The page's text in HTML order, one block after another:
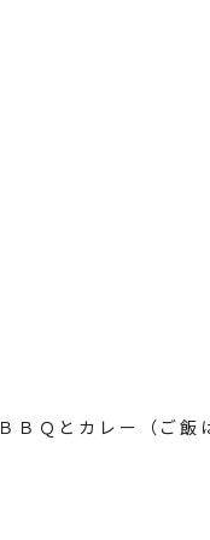
ＢＢＱとカレー（ご飯